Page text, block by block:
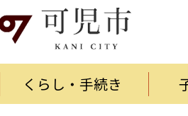
くらし・手続き